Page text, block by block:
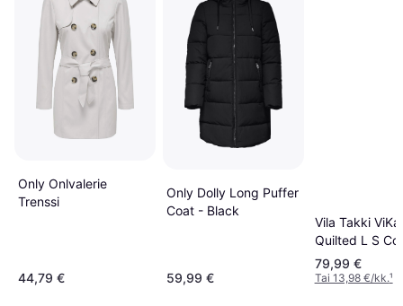
Only Onlvalerie
Trenssi
44,79 €
Only Dolly Long Puffer
Coat - Black
59,99 €
Vila Takki
Quilted L S
Musta
79,99 €
Tai 13,98 €/kk.¹